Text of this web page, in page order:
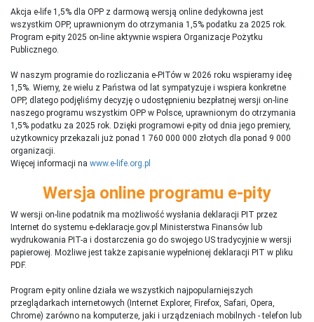
Akcja e-life 1,5% dla OPP z darmową wersją online dedykowna jest
wszystkim OPP, uprawnionym do otrzymania 1,5% podatku za 2025 rok.
Program e-pity 2025 on-line aktywnie wspiera Organizacje Pożytku
Publicznego.
W naszym programie do rozliczania e-PITów w 2026 roku wspieramy ideę
1,5%. Wiemy, że wielu z Państwa od lat sympatyzuje i wspiera konkretne
OPP, dlatego podjęliśmy decyzję o udostępnieniu bezpłatnej wersji on-line
naszego programu wszystkim OPP w Polsce, uprawnionym do otrzymania
1,5% podatku za 2025 rok. Dzięki programowi e-pity od dnia jego premiery,
użytkownicy przekazali już ponad 1 760 000 000 złotych dla ponad 9 000
organizacji.
Więcej informacji na www.e-life.org.pl
Wersja online programu e-pity
W wersji on-line podatnik ma możliwość wysłania deklaracji PIT przez
Internet do systemu e-deklaracje.gov.pl Ministerstwa Finansów lub
wydrukowania PIT-a i dostarczenia go do swojego US tradycyjnie w wersji
papierowej. Możliwe jest także zapisanie wypełnionej deklaracji PIT w pliku
PDF.
Program e-pity online działa we wszystkich najpopularniejszych
przeglądarkach internetowych (Internet Explorer, Firefox, Safari, Opera,
Chrome) zarówno na komputerze, jaki i urządzeniach mobilnych - telefon lub